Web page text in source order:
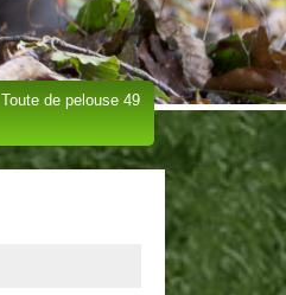
Toute de pelouse 49